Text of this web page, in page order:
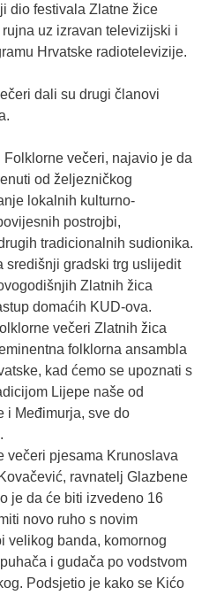
dio festivala Zlatne žice
uz izravan televizijski i
Hrvatske radiotelevizije.
dali su drugi članovi
Folklorne večeri, najavio je da
od željezničkog
lokalnih kulturno-
postrojbi,
tradicionalnih sudionika.
središnji gradski trg uslijedit
Zlatnih žica
domaćih KUD-ova.
večeri Zlatnih žica
folklorna ansambla
kad ćemo se upoznati s
Lijepe naše od
i Međimurja, sve do
večeri pjesama Krunoslava
ravnatelj Glazbene
je da će biti izvedeno 16
novo ruho s novim
velikog banda, komornog
i gudača po vodstvom
Podsjetio je kako se Kićo